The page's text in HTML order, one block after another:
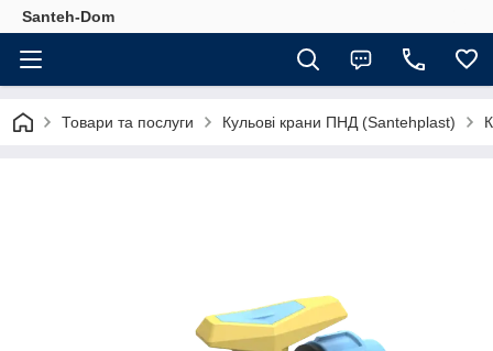
Santeh-Dom
Товари та послуги Кульові крани ПНД (Santehplast)